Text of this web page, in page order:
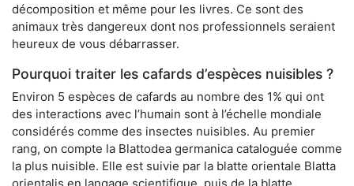
décomposition et même pour les livres. Ce sont des
animaux très dangereux dont nos professionnels seraient
heureux de vous débarrasser.
Pourquoi traiter les cafards d’espèces nuisibles ?
Environ 5 espèces de cafards au nombre des 1% qui ont
des interactions avec l’humain sont à l’échelle mondiale
considérés comme des insectes nuisibles. Au premier
rang, on compte la Blattodea germanica cataloguée comme
la plus nuisible. Elle est suivie par la blatte orientale Blatta